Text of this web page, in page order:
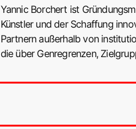
Yannic Borchert ist
Künstler und der Schaffung
Partnern außerhalb von
die über Genregrenzen,